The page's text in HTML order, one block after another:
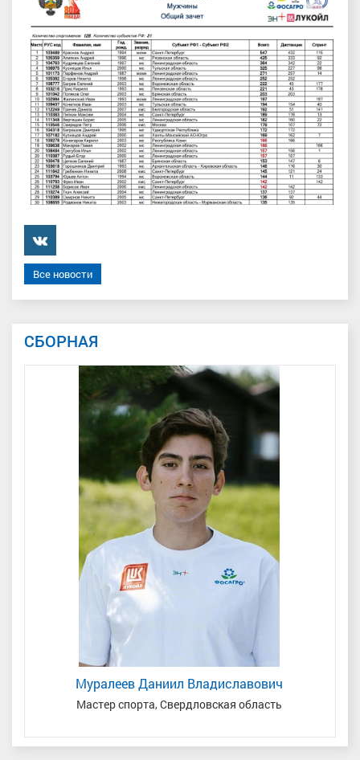
���������
Все новости
СБОРНАЯ
Муралеев Даниил Владиславович
Мастер спорта, Свердловская область